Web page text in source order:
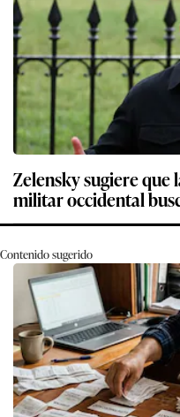
Zelensky sugiere que
militar occidental
Contenido sugerido